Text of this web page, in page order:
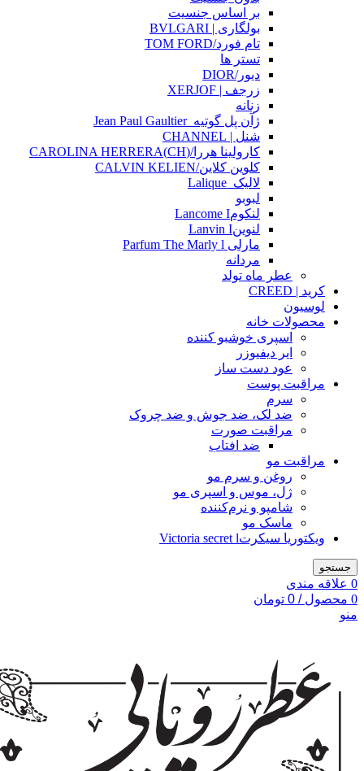
بر اساس جنسیت
بولگاری | BVLGARI
تام فورد/TOM FORD
تستر ها
دیور/DIOR
زرجف | XERJOF
زنانه
ژآن پل گوتیه_Jean Paul Gaultier
شنل | CHANNEL
کارولینا هررا/(CH)CAROLINA HERRERA
کلوین کلاین/CALVIN KELIEN
لالیک_Lalique
لبوبو
لنکومLancome I
لنوینLanvin I
مارلی Parfum The Marly l
مردانه
عطر ماه تولد
کرید | CREED
لوسیون
محصولات خانه
اسپری خوشبو کننده
ایر دیفیوزر
عود دست ساز
مراقبت پوست
سرم
ضد لک، ضد جوش و ضد چروک
مراقبت صورت
ضد افتاب
مراقبت مو
روغن و سرم مو
ژل، موس و اسپری مو
شامپو و نرم‌کننده
ماسک مو
ویکتوریا سیکرتVictoria secret l
جستجو
0 علاقه مندی
0 محصول /
0 تومان
منو